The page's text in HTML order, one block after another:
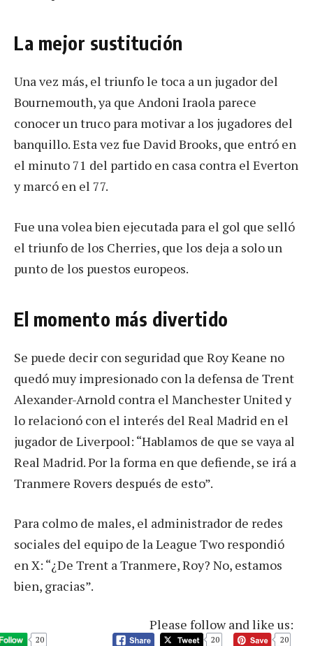
La mejor sustitución
Una vez más, el triunfo le toca a un jugador del
Bournemouth, ya que Andoni Iraola parece
conocer un truco para motivar a los jugadores del
banquillo. Esta vez fue David Brooks, que entró en
el minuto 71 del partido en casa contra el Everton
y marcó en el 77.
Fue una volea bien ejecutada para el gol que selló
el triunfo de los Cherries, que los deja a solo un
punto de los puestos europeos.
El momento más divertido
Se puede decir con seguridad que Roy Keane no
quedó muy impresionado con la defensa de Trent
Alexander-Arnold contra el Manchester United y
lo relacionó con el interés del Real Madrid en el
jugador de Liverpool: “Hablamos de que se vaya al
Real Madrid. Por la forma en que defiende, se irá a
Tranmere Rovers después de esto”.
Para colmo de males, el administrador de redes
sociales del equipo de la League Two respondió
en X: “¿De Trent a Tranmere, Roy? No, estamos
bien, gracias”.
Please follow and like us:
20 20 20